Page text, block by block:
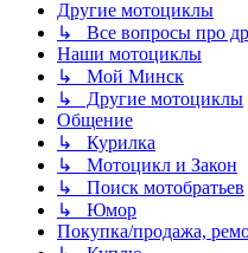
Другие мотоциклы
↳ Все вопросы про
Наши мотоциклы
↳ Мой Минск
↳ Другие мотоциклы
Общение
↳ Курилка
↳ Мотоцикл и Закон
↳ Поиск мотобратьев
↳ Юмор
Покупка/продажа,